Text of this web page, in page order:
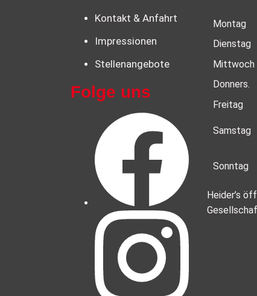
Kontakt & Anfahrt
Impressionen
Stellenangebote
Folge uns
Montag
Dienstag
Mittwoch
Donners.
Freitag
Samstag
Sonntag
Heider’s